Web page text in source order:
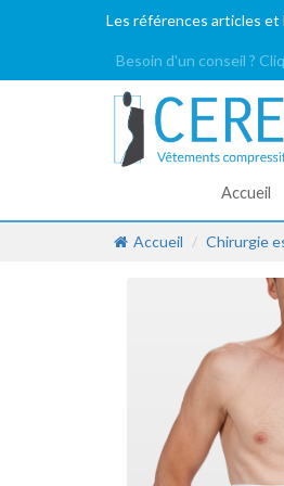
Les références articles et
Besoin d'un conseil ?
Accueil
Accueil Chirurgie